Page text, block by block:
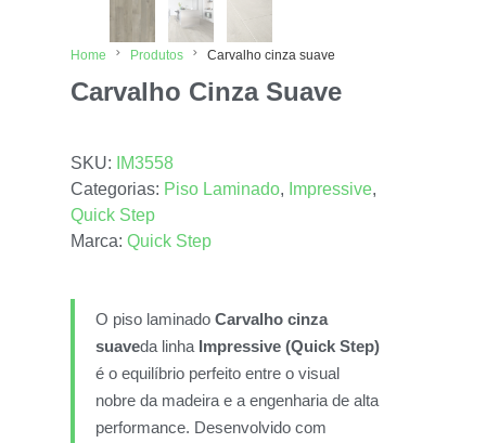
Home Produtos Carvalho cinza suave
Carvalho Cinza Suave
SKU:
IM3558
Categorias: Piso Laminado, Impressive,
Quick Step
Marca: Quick Step
O piso laminado Carvalho cinza
suaveda linha Impressive (Quick Step)
é o equilíbrio perfeito entre o visual
nobre da madeira e a engenharia de alta
performance. Desenvolvido com